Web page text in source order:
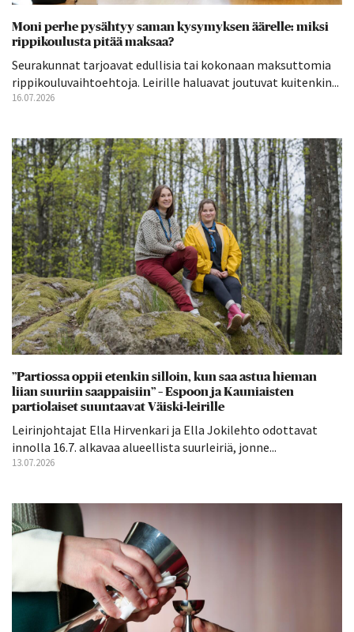
Moni perhe pysähtyy saman kysymyksen äärelle: miksi
rippikoulusta pitää maksaa?
Seurakunnat tarjoavat edullisia tai kokonaan maksuttomia
rippikouluvaihtoehtoja. Leirille haluavat joutuvat kuitenkin...
16.07.2026
”Partiossa oppii etenkin silloin, kun saa astua hieman
liian suuriin saappaisiin” – Espoon ja Kauniaisten
partiolaiset suuntaavat Väiski-leirille
Leirinjohtajat Ella Hirvenkari ja Ella Jokilehto odottavat
innolla 16.7. alkavaa alueellista suurleiriä, jonne...
13.07.2026